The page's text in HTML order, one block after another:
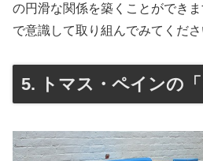
の円滑な関係を築くことができ
で意識して取り組んでみてくださ
5. トマス・ペインの「